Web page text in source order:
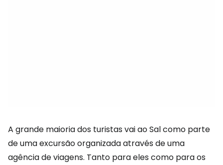
A grande maioria dos turistas vai ao Sal como parte
de uma excursão organizada através de uma
agência de viagens. Tanto para eles como para os